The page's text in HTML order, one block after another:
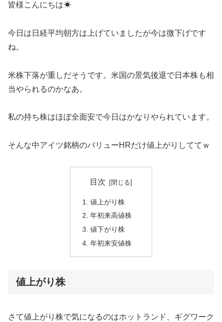
皆様こんにちは☀
今日は日経平均朝方は上げていましたが今は微下げです
ね。
米株下落が重しだそうです。米国の景気後退で日本株も相
当やられるのかなあ。
私の持ち株はほぼ全面安で今日はかなりやられています。
そんな中アイツ銘柄のバリューHRだけ値上がりしててｗ
目次
値上がり株
年初来高値株
値下がり株
年初来安値株
値上がり株
さて値上がり株で気になるのはホットランド、ギグワーク